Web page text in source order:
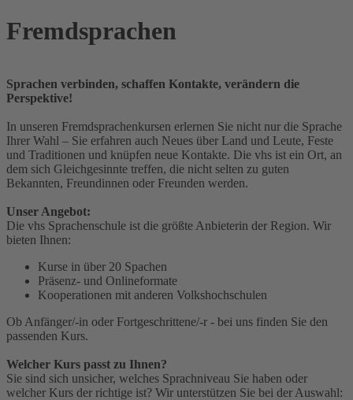
Fremdsprachen
Sprachen verbinden, schaffen Kontakte, verändern die
Perspektive!
In unseren Fremdsprachenkursen erlernen Sie nicht nur die Sprache
Ihrer Wahl – Sie erfahren auch Neues über Land und Leute, Feste
und Traditionen und knüpfen neue Kontakte. Die vhs ist ein Ort, an
dem sich Gleichgesinnte treffen, die nicht selten zu guten
Bekannten, Freundinnen oder Freunden werden.
Unser Angebot:
Die vhs Sprachenschule ist die größte Anbieterin der Region. Wir
bieten Ihnen:
Kurse in über 20 Spachen
Präsenz- und Onlineformate
Kooperationen mit anderen Volkshochschulen
Ob Anfänger/-in oder Fortgeschrittene/-r - bei uns finden Sie den
passenden Kurs.
Welcher Kurs passt zu Ihnen?
Sie sind sich unsicher, welches Sprachniveau Sie haben oder
welcher Kurs der richtige ist? Wir unterstützen Sie bei der Auswahl: